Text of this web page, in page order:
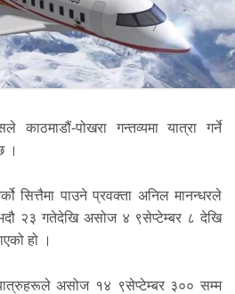
काठमाडौं-पोखरा गन्तव्यमा यात्रा गर्ने
।
सित्तैमा पाउने प्रवक्ता अनिल मानन्धरले
२३ गतेदेखि असोज ४ ९सेप्टेम्बर ८ देखि
हो ।
असोज १४ ९सेप्टेम्बर ३०० सम्म